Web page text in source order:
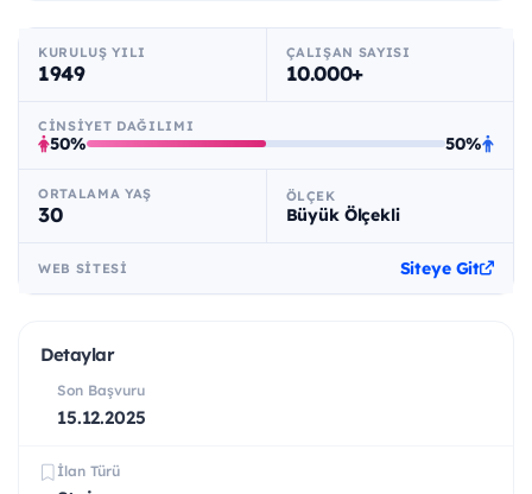
KURULUŞ YILI
1949
ÇALIŞAN SAYISI
10.000+
CINSIYET DAĞILIMI
50% 50%
ORTALAMA YAŞ
30
ÖLÇEK
Büyük Ölçekli
WEB SITESI Siteye Git
Detaylar
Son Başvuru
15.12.2025
İlan Türü